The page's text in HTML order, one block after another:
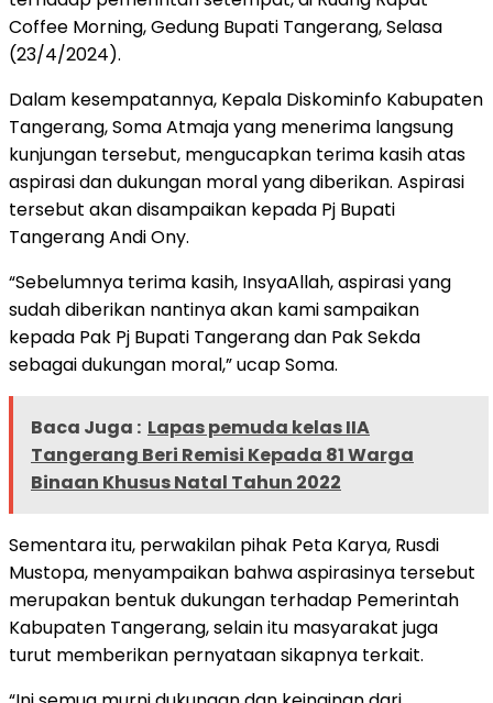
Coffee Morning, Gedung Bupati Tangerang, Selasa
(23/4/2024).
Dalam kesempatannya, Kepala Diskominfo Kabupaten
Tangerang, Soma Atmaja yang menerima langsung
kunjungan tersebut, mengucapkan terima kasih atas
aspirasi dan dukungan moral yang diberikan. Aspirasi
tersebut akan disampaikan kepada Pj Bupati
Tangerang Andi Ony.
“Sebelumnya terima kasih, InsyaAllah, aspirasi yang
sudah diberikan nantinya akan kami sampaikan
kepada Pak Pj Bupati Tangerang dan Pak Sekda
sebagai dukungan moral,” ucap Soma.
Baca Juga : Lapas pemuda kelas IIA
Tangerang Beri Remisi Kepada 81 Warga
Binaan Khusus Natal Tahun 2022
Sementara itu, perwakilan pihak Peta Karya, Rusdi
Mustopa, menyampaikan bahwa aspirasinya tersebut
merupakan bentuk dukungan terhadap Pemerintah
Kabupaten Tangerang, selain itu masyarakat juga
turut memberikan pernyataan sikapnya terkait.